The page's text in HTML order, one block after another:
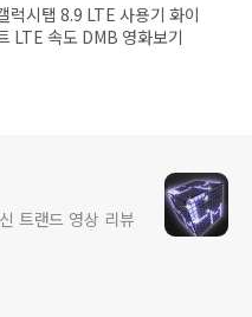
럭시탭 8.9 LTE 사용기 화이
LTE 속도 DMB 영화보기
트랜드 영상 리뷰